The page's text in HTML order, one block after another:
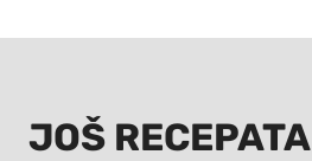
JOŠ RECEPATA